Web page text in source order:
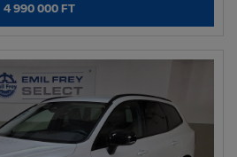
4 990 000 FT